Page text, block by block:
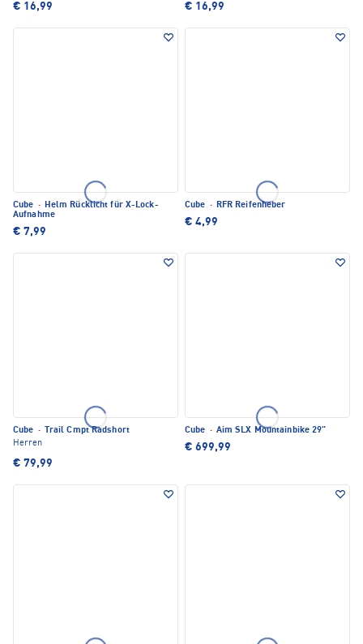
€ 16,99 € 16,99
Cube · Helm Rücklicht für X-Lock-
Aufnahme
€ 7,99
Cube · RFR Reifenheber
€ 4,99
Cube ·
Trail Cmpt Radshort
Herren
€ 79,99
Cube · Aim SLX Mountainbike 29"
€ 699,99